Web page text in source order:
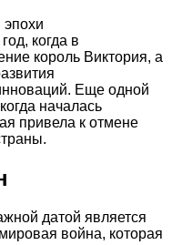
когда в
король Виктория, а
Еще одной
началась
привела к отмене
датой является
война, которая